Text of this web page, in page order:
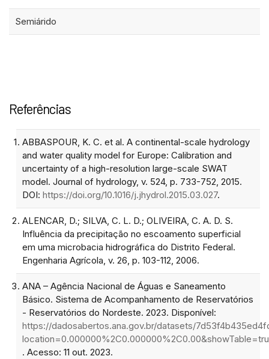
Semiárido
Referências
ABBASPOUR, K. C. et al. A continental-scale hydrology
and water quality model for Europe: Calibration and
uncertainty of a high-resolution large-scale SWAT
model. Journal of hydrology, v. 524, p. 733-752, 2015.
DOI: https://doi.org/10.1016/j.jhydrol.2015.03.027.
ALENCAR, D.; SILVA, C. L. D.; OLIVEIRA, C. A. D. S.
Influência da precipitação no escoamento superficial
em uma microbacia hidrográfica do Distrito Federal.
Engenharia Agrícola, v. 26, p. 103-112, 2006.
ANA – Agência Nacional de Águas e Saneamento
Básico. Sistema de Acompanhamento de Reservatórios
- Reservatórios do Nordeste. 2023. Disponível:
https://dadosabertos.ana.gov.br/datasets/
. Acesso: 11 out. 2023.